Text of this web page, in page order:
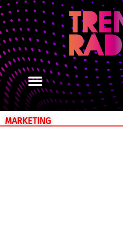
MARKETING